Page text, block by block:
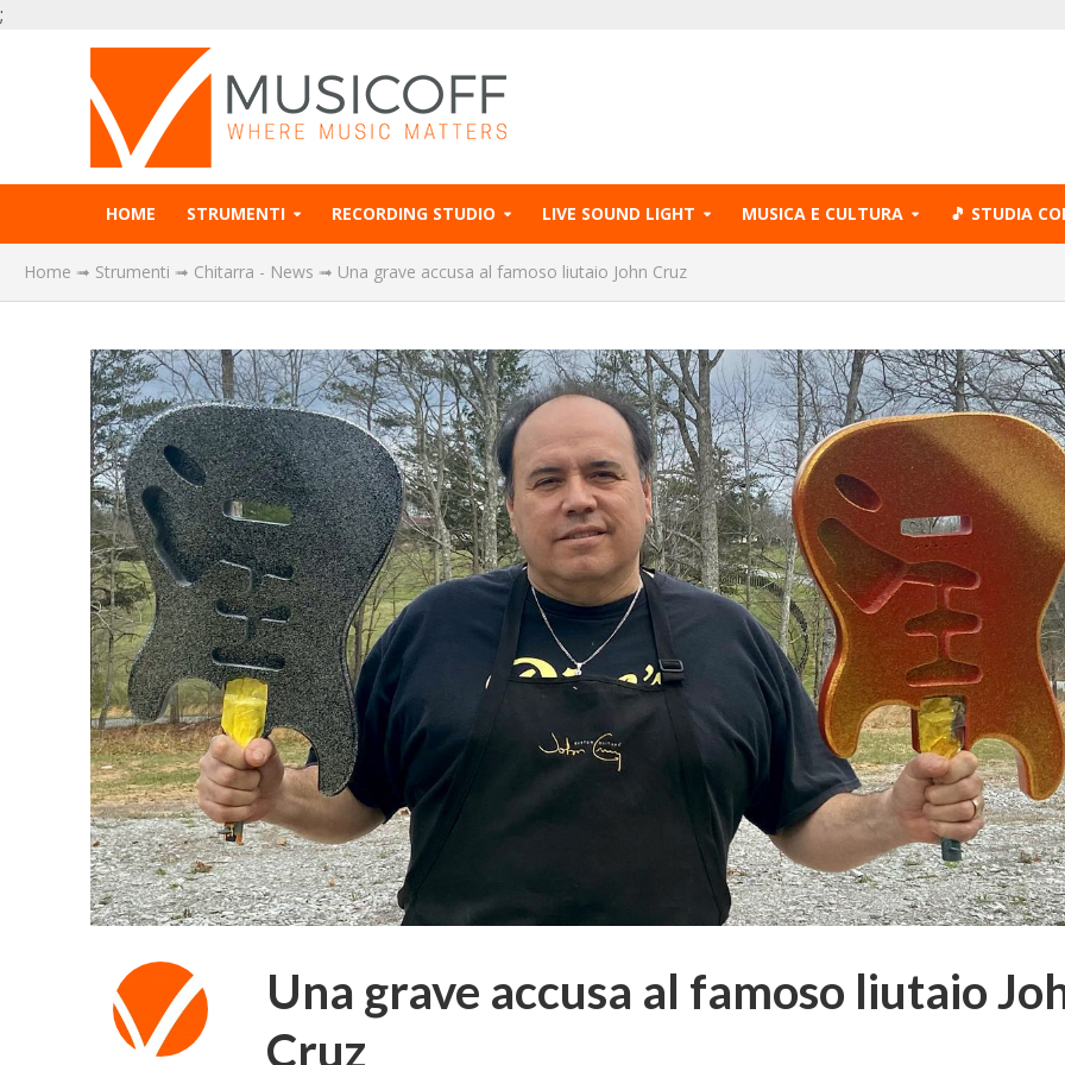
;
HOME STRUMENTI RECORDING STUDIO LIVE SOUND LIGHT MUSICA E CULTURA 🎵 STUDIA
Home ➟ Strumenti ➟ Chitarra - News ➟ Una grave accusa al famoso liutaio John Cruz
Una grave accusa al famoso liutaio
Cruz